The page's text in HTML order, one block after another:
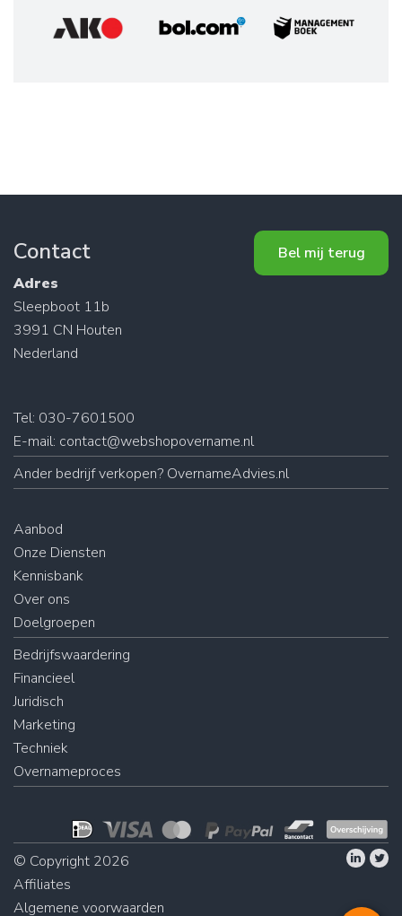
Contact
Adres
Sleepboot 11b
3991 CN Houten
Nederland
Bel mij terug
Tel: 030-7601500
E-mail: contact@webshopovername.nl
Ander bedrijf verkopen? OvernameAdvies.nl
Aanbod
Onze Diensten
Kennisbank
Over ons
Doelgroepen
Bedrijfswaardering
Financieel
Juridisch
Marketing
Techniek
Overnameproces
© Copyright 2026
Affiliates
Algemene voorwaarden